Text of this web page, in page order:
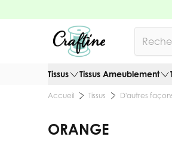
Tissus Tissus Ameublement
Accueil Tissus D'autres
ORANGE